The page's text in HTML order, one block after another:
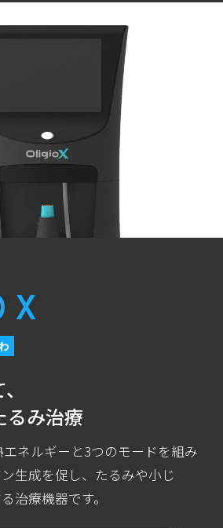
X
るみ治療
ネルギーと3つのモードを組み
生成を促し、たるみや小じ
治療機器です。